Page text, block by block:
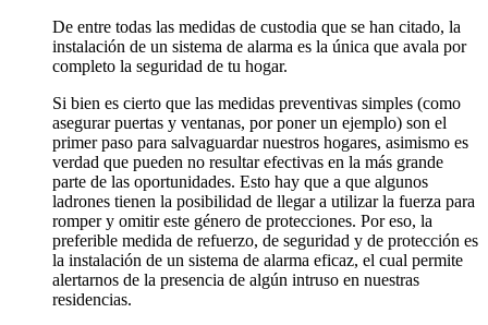
De entre todas las medidas de custodia que se han citado, la
instalación de un sistema de alarma es la única que avala por
completo la seguridad de tu hogar.
Si bien es cierto que las medidas preventivas simples (como
asegurar puertas y ventanas, por poner un ejemplo) son el
primer paso para salvaguardar nuestros hogares, asimismo es
verdad que pueden no resultar efectivas en la más grande
parte de las oportunidades. Esto hay que a que algunos
ladrones tienen la posibilidad de llegar a utilizar la fuerza para
romper y omitir este género de protecciones. Por eso, la
preferible medida de refuerzo, de seguridad y de protección es
la instalación de un sistema de alarma eficaz, el cual permite
alertarnos de la presencia de algún intruso en nuestras
residencias.